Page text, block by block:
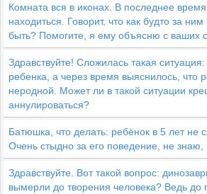
Комната вся в иконах. В последнее
находиться. Говорит, что как будто за
быть? Помогите, я ему объясню с ваших
Здравствуйте! Сложилась такая
ребенка, а через время выяснилось, что
неродной. Может ли в такой ситуации
аннулироваться?
Батюшка, что делать: ребёнок в 5 лет не
Очень стыдно за его поведение, не знаю,
Здравствуйте. Вот такой вопрос:
вымерли до творения человека? Ведь до